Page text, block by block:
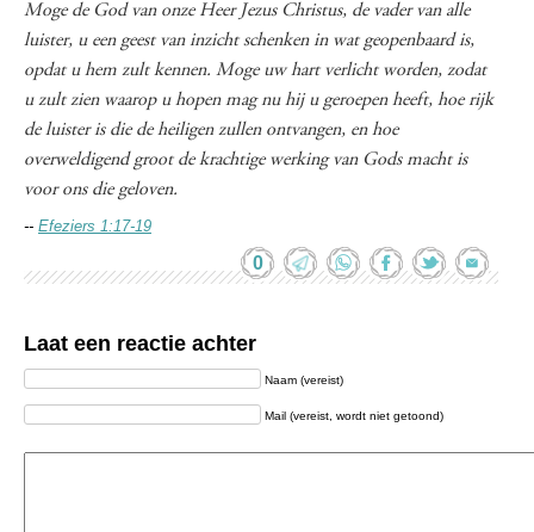
Moge de God van onze Heer Jezus Christus, de vader van alle
luister, u een geest van inzicht schenken in wat geopenbaard is,
opdat u hem zult kennen. Moge uw hart verlicht worden, zodat
u zult zien waarop u hopen mag nu hij u geroepen heeft, hoe rijk
de luister is die de heiligen zullen ontvangen, en hoe
overweldigend groot de krachtige werking van Gods macht is
voor ons die geloven.
-- Efeziers 1:17-19
0
Laat een reactie achter
Naam (vereist)
Mail (vereist, wordt niet getoond)